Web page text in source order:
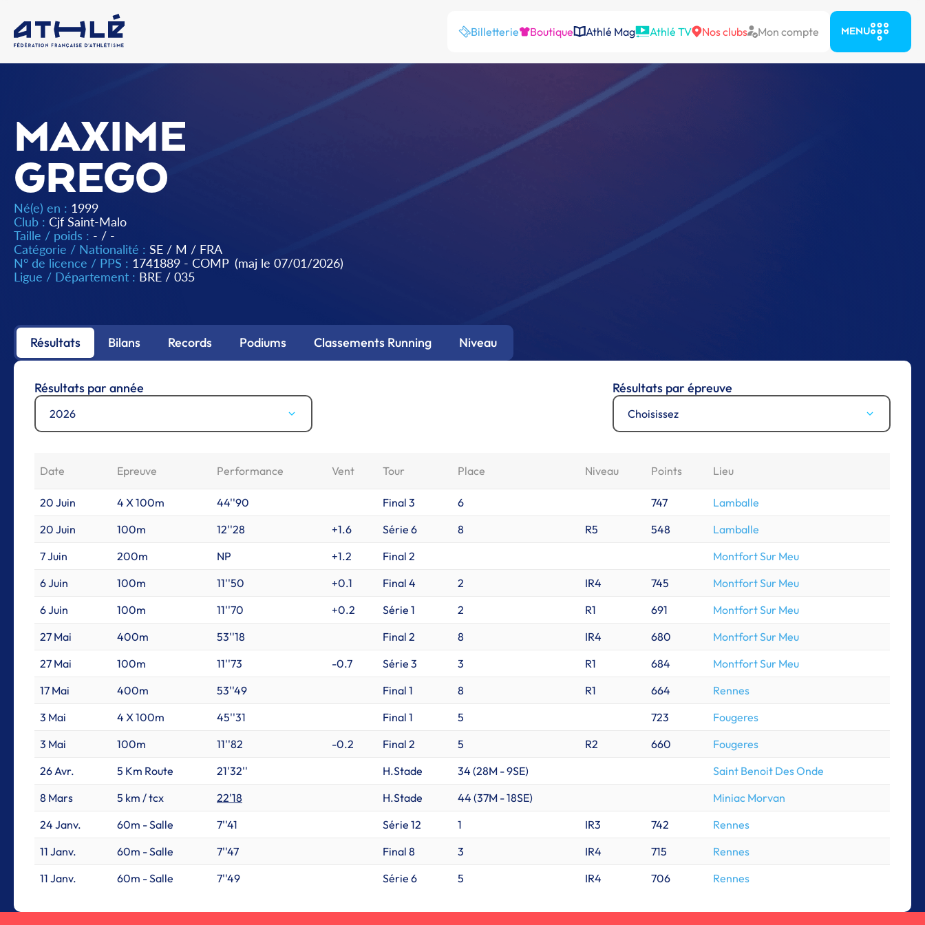
Billetterie Boutique Athlé Mag Athlé TV Nos clubs Mon compte MENU
MAXIME
GREGO
Né(e) en : 1999
Club : Cjf Saint-Malo
Taille / poids : - / -
Catégorie / Nationalité : SE / M / FRA
N° de licence / PPS : 1741889 - COMP (maj le 07/01/2026)
Ligue / Département : BRE / 035
Résultats Bilans Records Podiums Classements Running Niveau
Résultats par année
2026
Résultats par épreuve
Choisissez
Date Epreuve Performance Vent Tour Place Niveau Points Lieu
20 Juin 4 X 100m 44''90 Final 3 6 747
Lamballe
20 Juin
100m 12''28 +1.6 Série 6 8 R5 548
Lamballe
7 Juin
200m NP +1.2 Final 2
Montfort Sur Meu
6 Juin
100m 11''50 +0.1 Final 4 2 IR4 745
Montfort Sur Meu
6 Juin
100m 11''70 +0.2 Série 1 2 R1 691
Montfort Sur Meu
27 Mai
400m 53''18 Final 2 8 IR4 680
Montfort Sur Meu
27 Mai
100m 11''73 -0.7 Série 3 3 R1 684
Montfort Sur Meu
17 Mai
400m 53''49 Final 1 8 R1 664
Rennes
3 Mai
4 X 100m 45''31 Final 1 5 723
Fougeres
3 Mai
100m 11''82 -0.2 Final 2 5 R2 660
Fougeres
26 Avr.
5 Km Route 21'32'' H.Stade 34 (28M -9SE)
Saint Benoit Des Onde
8 Mars
5 km / tcx 22'18 H.Stade 44 (37M -18SE)
Miniac Morvan
24 Janv.
60m - Salle 7''41 Série 12 1 IR3 742
Rennes
11 Janv.
60m - Salle 7''47 Final 8 3 IR4 715
Rennes
11 Janv.
60m - Salle 7''49 Série 6 5 IR4 706 Rennes